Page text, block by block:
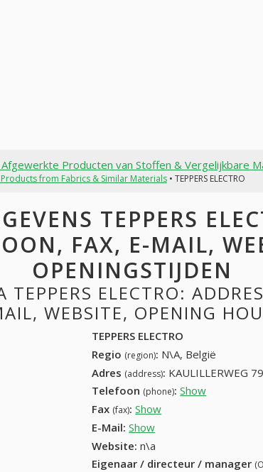
Producten van Stoffen & Vergelijkbare
from Fabrics & Similar Materials• TEPPERS ELECTRO
TEPPERS
FAX, E-MAIL,
OPENINGSTIJDEN
ELECTRO:
WEBSITE, OPENING
TEPPERS ELECTRO
Regio (region): N\A, België
Adres (address): KAULILLERWEG
Telefoon (phone): Show
Fax (fax): Show
E-Mail: Show
Website: n\a
Eigenaar / directeur / manager